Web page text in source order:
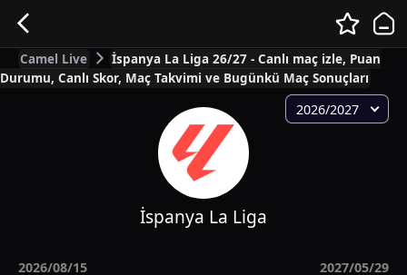
Camel Live
İspanya La Liga 26/27 - Canlı maç izle, Puan
Durumu, Canlı Skor, Maç Takvimi ve Bugünkü Maç Sonuçları
2026/2027
İspanya La Liga
2026/08/15
2027/05/29